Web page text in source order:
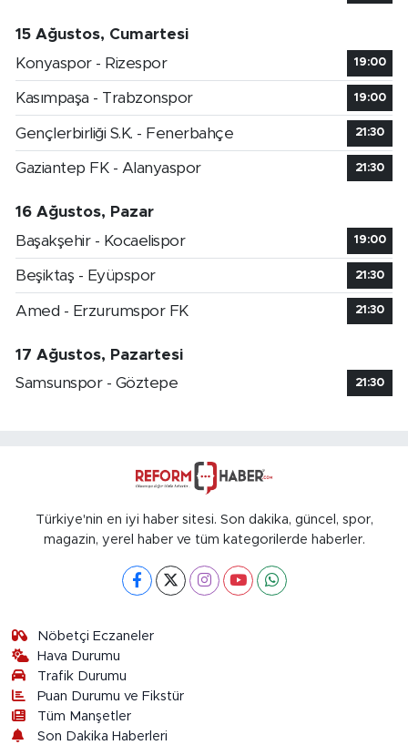
15 Ağustos, Cumartesi
Konyaspor - Rizespor
19:00
Kasımpaşa - Trabzonspor 19:00
Gençlerbirliği S.K. - Fenerbahçe 21:30
Gaziantep FK - Alanyaspor 21:30
16 Ağustos, Pazar
Başakşehir - Kocaelispor
19:00
Beşiktaş - Eyüpspor 21:30
Amed - Erzurumspor FK 21:30
17 Ağustos, Pazartesi
Samsunspor - Göztepe
21:30
Türkiye'nin en iyi haber sitesi. Son dakika, güncel, spor,
magazin, yerel haber ve tüm kategorilerde haberler.
Nöbetçi Eczaneler
Hava Durumu
Trafik Durumu
Puan Durumu ve Fikstür
Tüm Manşetler
Son Dakika Haberleri